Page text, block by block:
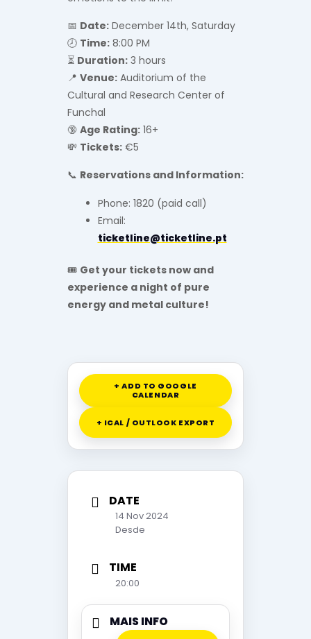
📅 Date: December 14th, Saturday
🕗 Time: 8:00 PM
⏳ Duration: 3 hours
📍 Venue: Auditorium of the
Cultural and Research Center of
Funchal
🔞 Age Rating: 16+
💸 Tickets: €5
📞 Reservations and Information:
Phone: 1820 (paid call)
Email:
ticketline@ticketline.pt
🎟️ Get your tickets now and
experience a night of pure
energy and metal culture!
+ ADD TO GOOGLE
CALENDAR
+ ICAL / OUTLOOK EXPORT
DATE
14 Nov 2024
Desde
TIME
20:00
MAIS INFO